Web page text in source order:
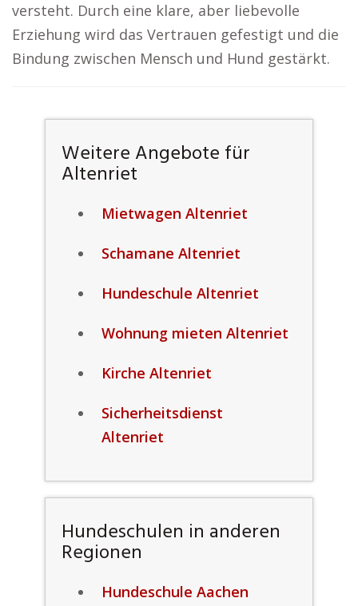
versteht. Durch eine klare, aber liebevolle
Erziehung wird das Vertrauen gefestigt und die
Bindung zwischen Mensch und Hund gestärkt.
Weitere Angebote für
Altenriet
Mietwagen Altenriet
Schamane Altenriet
Hundeschule Altenriet
Wohnung mieten Altenriet
Kirche Altenriet
Sicherheitsdienst
Altenriet
Hundeschulen in anderen
Regionen
Hundeschule Aachen